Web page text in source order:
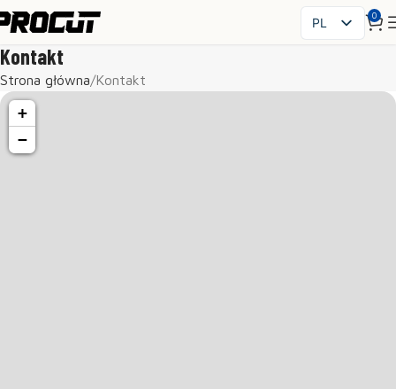
PL
0
Kontakt
Strona główna Kontakt
+
−